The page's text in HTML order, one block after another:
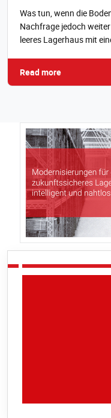
Was tun, wenn die
Nachfrage jedoch
leeres Lagerhaus mit
Read more